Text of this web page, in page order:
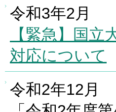
令和3年2月
【緊急】国
対応について
令和2年12月